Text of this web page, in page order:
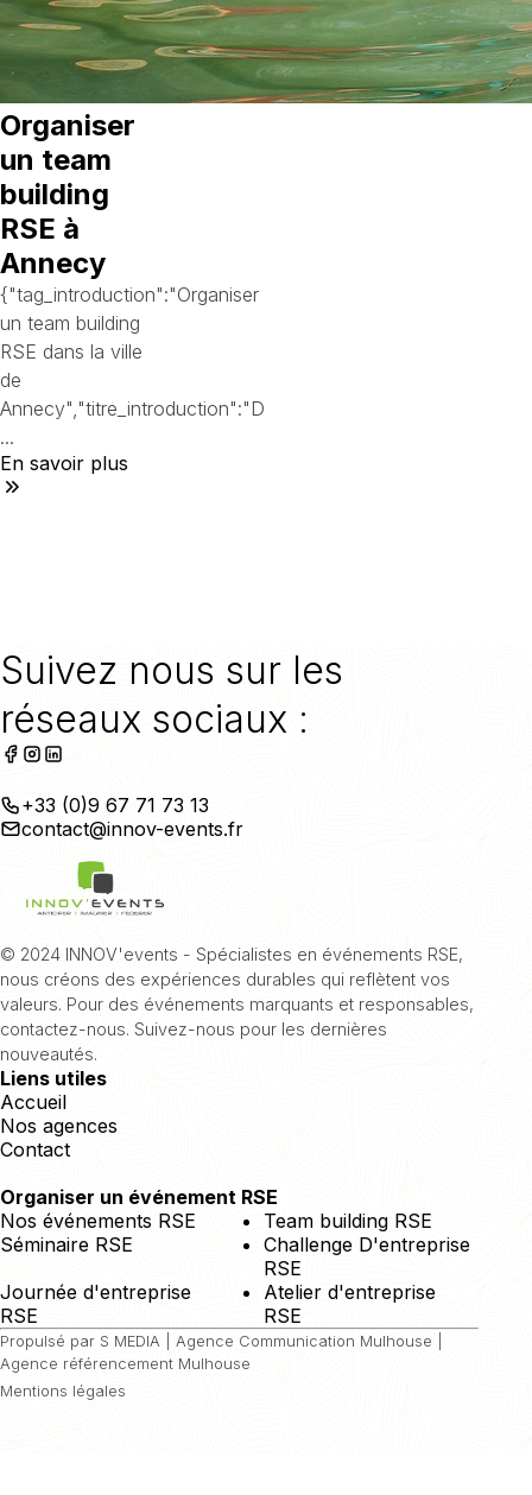
Organiser
un team
building
RSE à
Annecy
{"tag_introduction":"Organiser
un team building
RSE dans la ville
de
Annecy","titre_introduction":"D
...
En savoir plus
Suivez nous sur les
réseaux sociaux :
+33 (0)9 67 71 73 13
contact@innov-events.fr
© 2024 INNOV'events - Spécialistes en événements RSE,
nous créons des expériences durables qui reflètent vos
valeurs. Pour des événements marquants et responsables,
contactez-nous. Suivez-nous pour les dernières
nouveautés.
Liens utiles
Accueil
Nos agences
Contact
Organiser un événement RSE
Nos événements RSE
Team building RSE
Séminaire RSE
Challenge D'entreprise
RSE
Journée d'entreprise
RSE
Atelier d'entreprise
RSE
Propulsé par S MEDIA | Agence Communication Mulhouse
Agence référencement Mulhouse
Mentions légales